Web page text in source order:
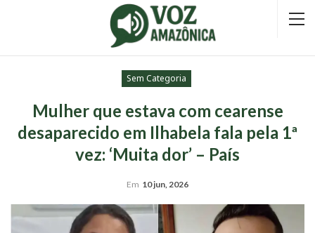
Sem Categoria
Mulher que estava com cearense
desaparecido em Ilhabela fala pela 1ª
vez: ‘Muita dor’ – País
Em 10 jun, 2026